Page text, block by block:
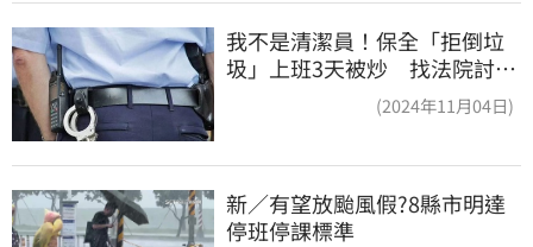
我不是清潔員！保全「拒倒垃
圾」上班3天被炒 找法院討公
(2024年11月04日)
新／有望放颱風假?8縣市明達
停班停課標準